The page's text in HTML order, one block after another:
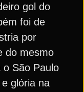
gol do
foi de
por
do mesmo
o São Paulo
glória na